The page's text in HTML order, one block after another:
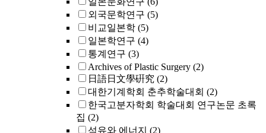
외국문학연구 (5)
비교일본학 (5)
일본학연구 (4)
통계연구 (3)
Archives of Plastic Surgery (2)
日語日文學硏究 (2)
대한기계학회 춘추학술대회 (2)
한국고분자학회 학술대회 연구논문 초록
집 (2)
석유와 에너지 (2)